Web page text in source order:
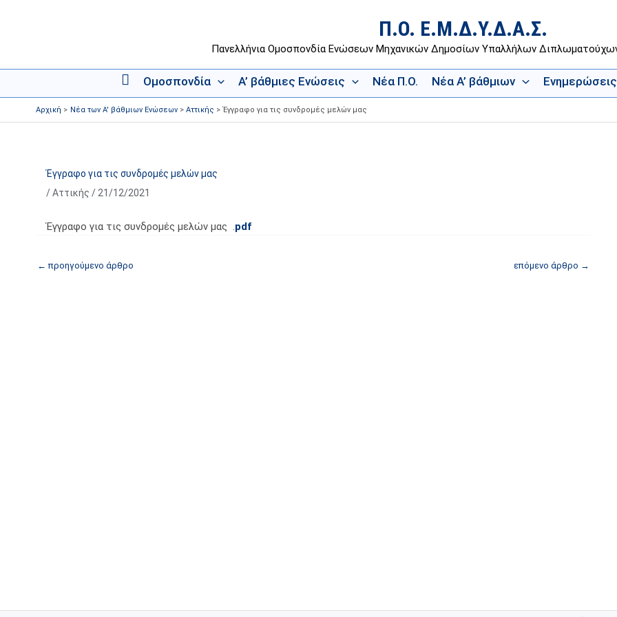
Π.Ο. Ε.Μ.Δ.Υ.Δ.Α.Σ.
Πανελλήνια Ομοσπονδία Ενώσεων Μηχανικών Δημοσίων Υπαλλήλων
Α
ρ
χ
Ομοσπονδία Α’ βάθμιες Ενώσεις Νέα Π.Ο. Νέα Α’ βάθμιων Ενημερώσεις
Αρχική Νέα των Α' βάθμιων Ενώσεων Αττικής Έγγραφο για τις συνδρομές μελών μας
Έγγραφο για τις συνδρομές μελών μας
/Αττικής / 21/12/2021
Έγγραφο για τις συνδρομές μελών μας .pdf
← προηγούμενο άρθρο επόμενο άρθρο →